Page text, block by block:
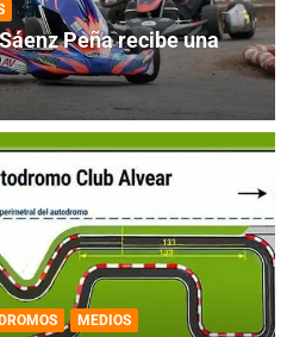
Peña recibe una
MEDIOS